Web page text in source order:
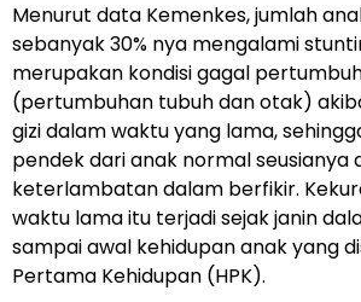
Menurut data Kemenkes, jumlah
sebanyak 30% nya mengalami
merupakan kondisi gagal
(pertumbuhan tubuh dan otak)
gizi dalam waktu yang lama,
pendek dari anak normal seusianya
keterlambatan dalam berfikir.
waktu lama itu terjadi sejak janin
sampai awal kehidupan anak yang
Pertama Kehidupan (HPK).